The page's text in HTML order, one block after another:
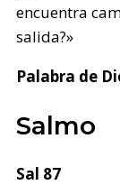
encuentra
salida?»
Palabra de
Salmo
Sal 87